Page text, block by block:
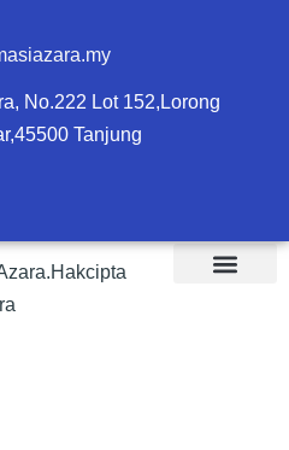
No.222 Lot 152,Lorong
Tanjung